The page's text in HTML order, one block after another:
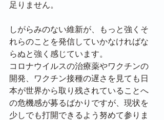
足りません。
しがらみのない維新が、もっと強くそ
れらのことを発信していかなければな
らぬと強く感じています。
コロナウイルスの治療薬やワクチンの
開発、ワクチン接種の遅さを見ても日
本が世界から取り残されていることへ
の危機感が募るばかりですが、現状を
少しでも打開できるよう努めて参りま